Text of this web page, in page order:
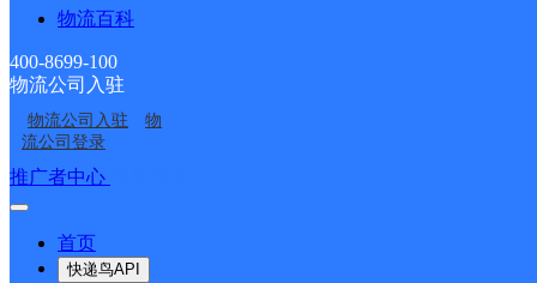
物流百科
400-8699-100
物流公司入驻
物流公司入驻
物
流公司登录
推广者中心
首页
快递鸟API
仓储分部
福建厦门岛外公司马巷
仓储分部
福建厦门岛外朝元公司
乌涂KH分部
福建厦门岛外公司
厦门西柯
接口API
API接口 DEMO下载